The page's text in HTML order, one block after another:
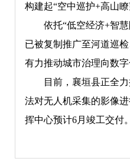
构建起“空中巡护+高山
依托“低空经济+智慧
已被复制推广至河道巡
有力推动城市治理向数字
目前，襄垣县正全力
法对无人机采集的影像
挥中心预计6月竣工交付